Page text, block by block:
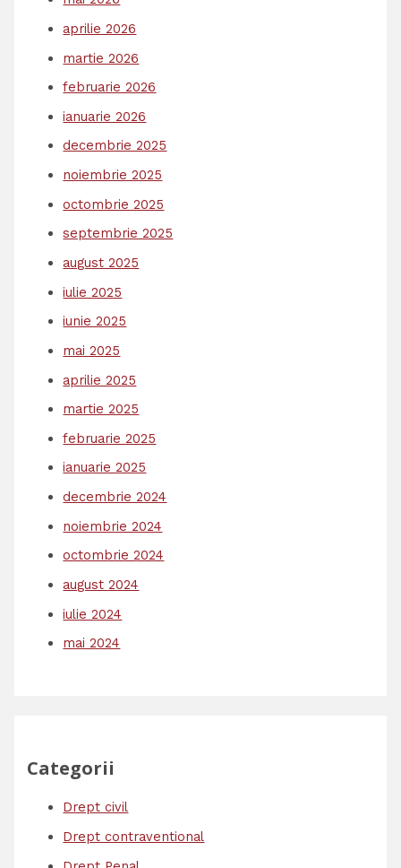
aprilie 2026
martie 2026
februarie 2026
ianuarie 2026
decembrie 2025
noiembrie 2025
octombrie 2025
septembrie 2025
august 2025
iulie 2025
iunie 2025
mai 2025
aprilie 2025
martie 2025
februarie 2025
ianuarie 2025
decembrie 2024
noiembrie 2024
octombrie 2024
august 2024
iulie 2024
mai 2024
Categorii
Drept civil
Drept contraventional